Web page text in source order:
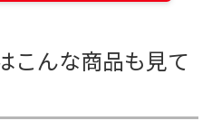
こんな商品も見て